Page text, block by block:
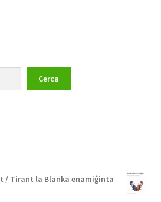
Cerca
/ Tirant la Blanka enamiĝinta